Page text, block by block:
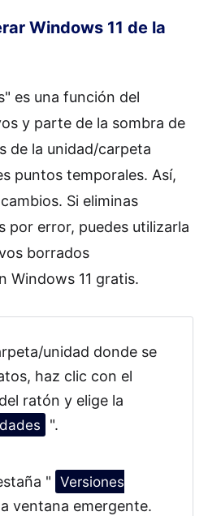
Windows 11 de la
es una función del
y parte de la sombra de
de la unidad/carpeta
puntos temporales. Así,
Si eliminas
por error, puedes utilizarla
borrados
Windows 11 gratis.
unidad donde se
haz clic con el
ratón y elige la
".
" Versiones
ventana emergente.